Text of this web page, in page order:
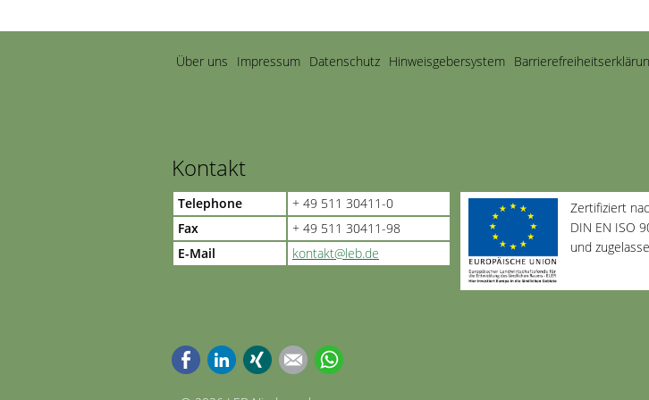
Navigation
überspringen
Über uns Impressum Datenschutz Hinweisgebersystem
Kontakt
Telephone
+ 49 511 30411-0
Fax
+ 49 511 30411-98
E-Mail
kontakt@leb.de
Zertifiziert
DIN EN ISO
und
FacebookLinkedInXing E-mail